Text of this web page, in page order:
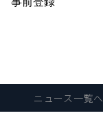
ニュース一覧へ